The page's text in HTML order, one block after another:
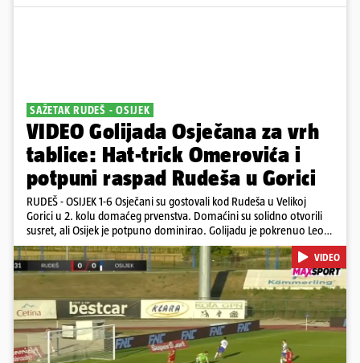
SAŽETAK RUDEŠ - OSIJEK
VIDEO Golijada Osječana za vrh
tablice: Hat-trick Omerovića i
potpuni raspad Rudeša u Gorici
RUDEŠ - OSIJEK 1-6 Osječani su gostovali kod Rudeša u Velikoj
Gorici u 2. kolu domaćeg prvenstva. Domaćini su solidno otvorili
susret, ali Osijek je potpuno dominirao. Golijadu je pokrenuo Leon
u 12. minuti, a povećao je u 24. minuti. Meksikancu su ovo bili prvi
golovi u dresu 'bijelo-plavih' Nail Omerović bio je junak u dresu
gostiju, zabio hat-trick. Mrežu golmana Rudeša tresao je u 41., 44.
minuti i 81. minuti. U dugu listu strijelaca u velikoj Gorici upisao se i
Arnel Jakupović golom u 69. minuti. Utješni gol za smanjenje
zaostatka u dresu Rudeša zabio je Ilečić u 84. minuti. Osijek je s tri
boda na prvom mjestu tablice HNL-a
Pokretanje videa...
VIDEO